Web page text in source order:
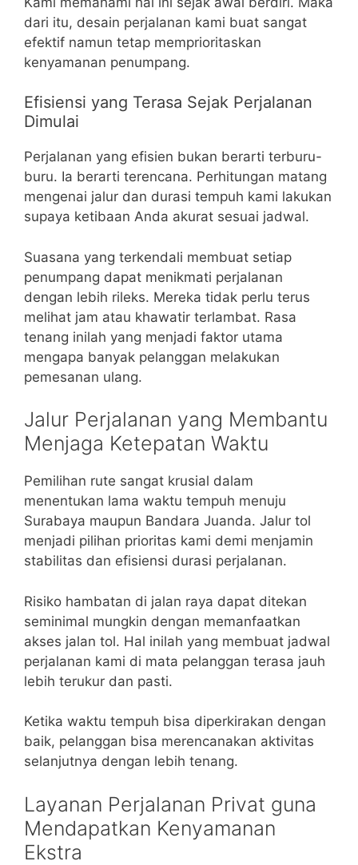
dari itu, desain perjalanan kami buat sangat
efektif namun tetap memprioritaskan
kenyamanan penumpang.
Efisiensi yang Terasa Sejak Perjalanan
Dimulai
Perjalanan yang efisien bukan berarti terburu-
buru. Ia berarti terencana. Perhitungan matang
mengenai jalur dan durasi tempuh kami lakukan
supaya ketibaan Anda akurat sesuai jadwal.
Suasana yang terkendali membuat setiap
penumpang dapat menikmati perjalanan
dengan lebih rileks. Mereka tidak perlu terus
melihat jam atau khawatir terlambat. Rasa
tenang inilah yang menjadi faktor utama
mengapa banyak pelanggan melakukan
pemesanan ulang.
Jalur Perjalanan yang Membantu
Menjaga Ketepatan Waktu
Pemilihan rute sangat krusial dalam
menentukan lama waktu tempuh menuju
Surabaya maupun Bandara Juanda. Jalur tol
menjadi pilihan prioritas kami demi menjamin
stabilitas dan efisiensi durasi perjalanan.
Risiko hambatan di jalan raya dapat ditekan
seminimal mungkin dengan memanfaatkan
akses jalan tol. Hal inilah yang membuat jadwal
perjalanan kami di mata pelanggan terasa jauh
lebih terukur dan pasti.
Ketika waktu tempuh bisa diperkirakan dengan
baik, pelanggan bisa merencanakan aktivitas
selanjutnya dengan lebih tenang.
Layanan Perjalanan Privat guna
Mendapatkan Kenyamanan
Ekstra